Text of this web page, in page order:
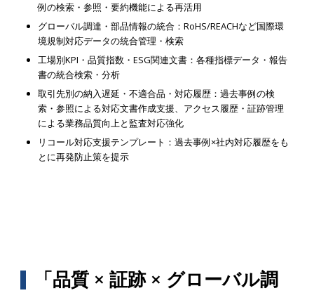
例の検索・参照・要約機能による再活用
グローバル調達・部品情報の統合：RoHS/REACHなど国際環
境規制対応データの統合管理・検索
工場別KPI・品質指数・ESG関連文書：各種指標データ・報告
書の統合検索・分析
取引先別の納入遅延・不適合品・対応履歴：過去事例の検
索・参照による対応文書作成支援、アクセス履歴・証跡管理
による業務品質向上と監査対応強化
リコール対応支援テンプレート：過去事例×社内対応履歴をも
とに再発防止策を提示
「品質 × 証跡 × グローバル調